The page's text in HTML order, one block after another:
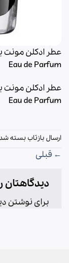
Eau de Parfum
Eau de Parfum
ارسال بازتاب بسته
← قبلی
دیدگاهتان
برای نوشتن